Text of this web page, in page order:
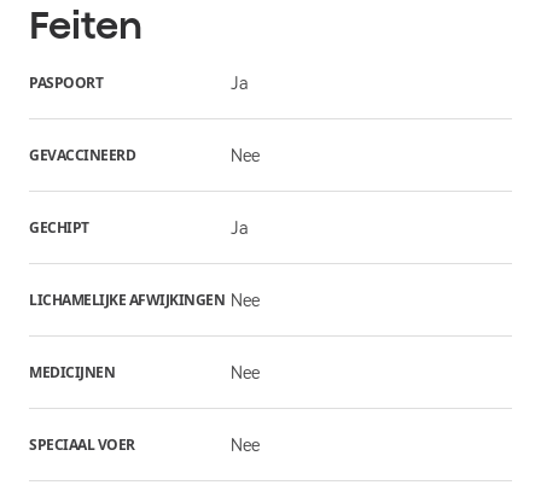
Feiten
PASPOORT Ja
GEVACCINEERD Nee
GECHIPT Ja
LICHAMELIJKE AFWIJKINGEN Nee
MEDICIJNEN Nee
SPECIAAL VOER Nee